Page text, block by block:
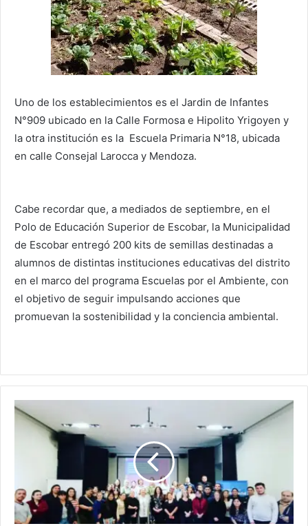
Uno de los establecimientos es el Jardin de Infantes
N°909 ubicado en la Calle Formosa e Hipolito Yrigoyen y
la otra institución es la Escuela Primaria N°18, ubicada
en calle Consejal Larocca y Mendoza.
Cabe recordar que, a mediados de septiembre, en el
Polo de Educación Superior de Escobar, la Municipalidad
de Escobar entregó 200 kits de semillas destinadas a
alumnos de distintas instituciones educativas del distrito
en el marco del programa Escuelas por el Ambiente, con
el objetivo de seguir impulsando acciones que
promuevan la sostenibilidad y la conciencia ambiental.